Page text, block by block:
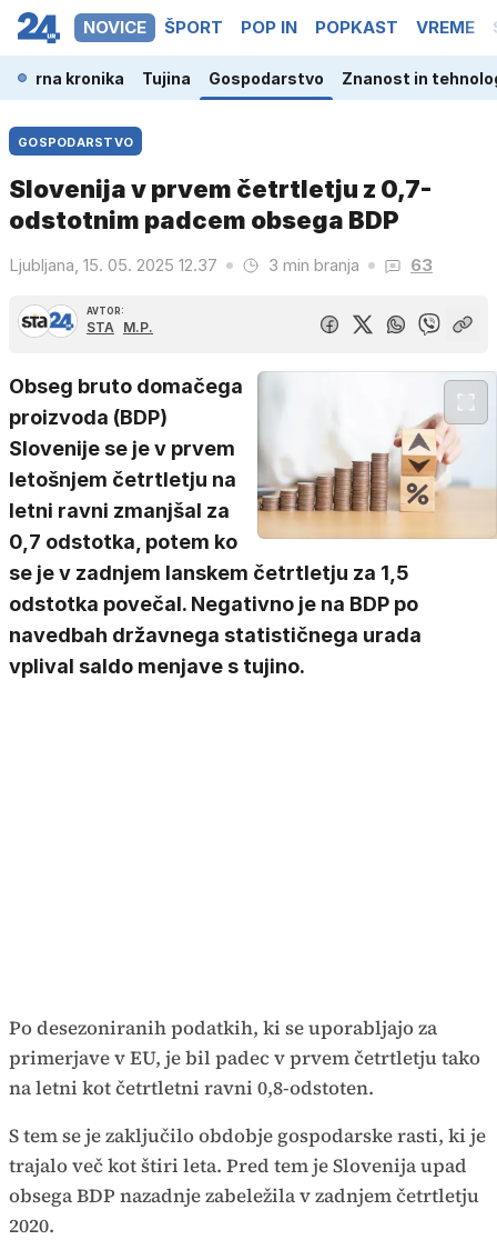
NOVICE ŠPORT POP IN POPKAST VREME
Črna kronika Tujina Gospodarstvo Znanost in
GOSPODARSTVO
Slovenija v prvem četrtletju z 0,7-
odstotnim padcem obsega BDP
Ljubljana, 15. 05. 2025 12.37 3 min branja 63
AVTOR:
STA M.P.
Obseg bruto domačega
proizvoda (BDP)
Slovenije se je v prvem
letošnjem četrtletju na
letni ravni zmanjšal za
0,7 odstotka, potem ko
se je v zadnjem lanskem četrtletju za 1,5
odstotka povečal. Negativno je na BDP po
navedbah državnega statističnega urada
vplival saldo menjave s tujino.
Po desezoniranih podatkih, ki se uporabljajo za
primerjave v EU, je bil padec v prvem četrtletju tako
na letni kot četrtletni ravni 0,8-odstoten.
S tem se je zaključilo obdobje gospodarske rasti, ki je
trajalo več kot štiri leta. Pred tem je Slovenija upad
obsega BDP nazadnje zabeležila v zadnjem četrtletju
2020.